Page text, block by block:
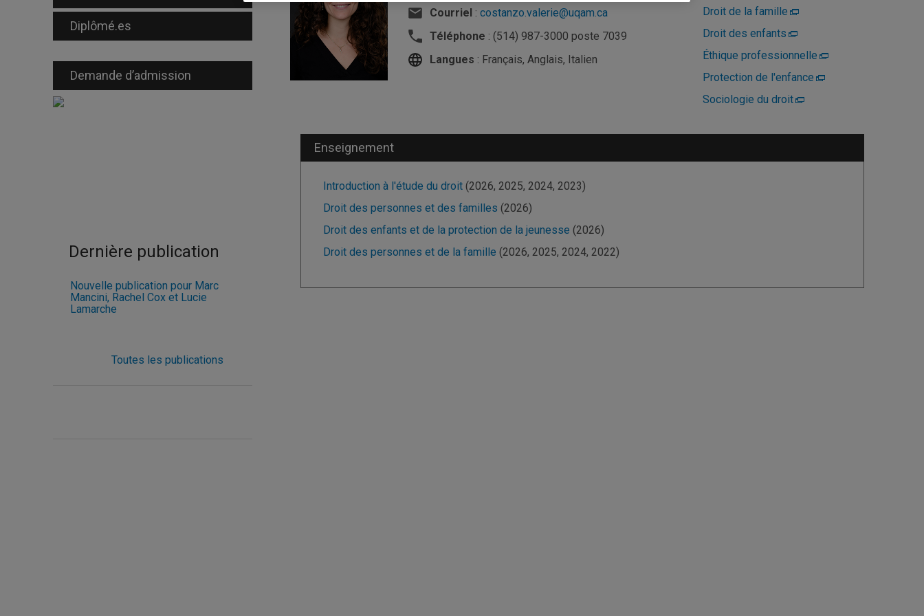
Diplômé.es
Demande d’admission
Dernière publication
Nouvelle publication pour Marc
Mancini, Rachel Cox et Lucie
Lamarche
Toutes les publications
Courriel : costanzo.valerie@uqam.ca
Téléphone : (514) 987-3000 poste 7039
Langues : Français, Anglais, Italien
Droit de la famille
Droit des enfants
Éthique professionnelle
Protection de l'enfance
Sociologie du droit
Enseignement
Introduction à l'étude du droit (2026, 2025, 2024, 2023)
Droit des personnes et des familles (2026)
Droit des enfants et de la protection de la jeunesse (2026)
Droit des personnes et de la famille (2026, 2025, 2024, 2022)